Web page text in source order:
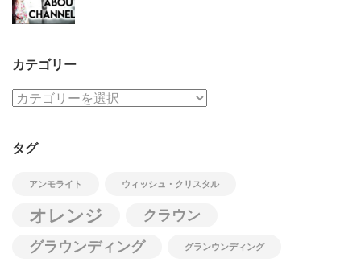
カテゴリー
カ
リ
タグ
アンモライト ウィッシュ・クリスタル
オレンジ クラウン
グラウンディング グランウンディング